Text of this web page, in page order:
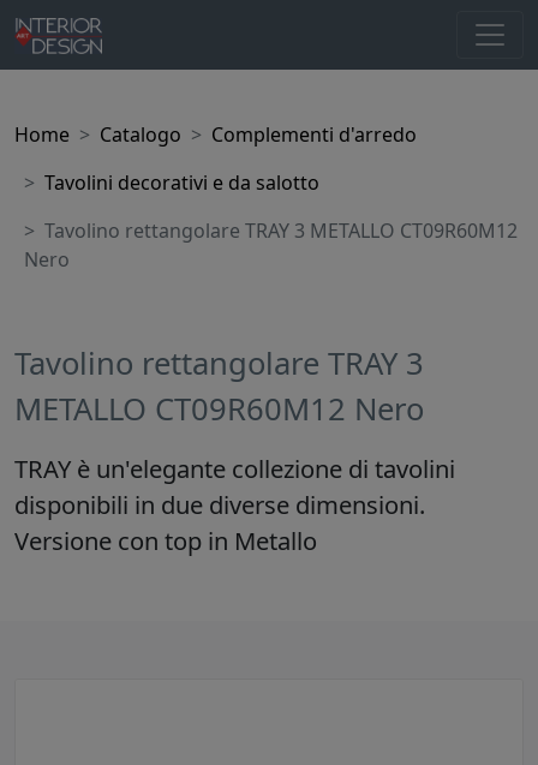
Home Catalogo
Complementi d'arredo
Tavolini decorativi e da salotto
Tavolino rettangolare TRAY 3 METALLO CT09R60M12
Nero
Tavolino rettangolare TRAY 3
METALLO CT09R60M12 Nero
TRAY è un'elegante collezione di tavolini
disponibili in due diverse dimensioni.
Versione con top in Metallo